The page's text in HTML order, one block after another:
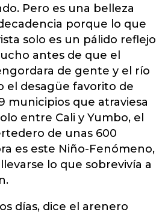
Pero es una belleza
porque lo que
solo es un pálido reflejo
antes de que el
de gente y el río
el desagüe favorito de
municipios que atraviesa
entre Cali y Yumbo, el
de unas 600
es este Niño-Fenómeno,
lo que sobrevivía a
días, dice el arenero